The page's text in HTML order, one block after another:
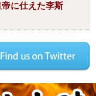
に仕えた李斯